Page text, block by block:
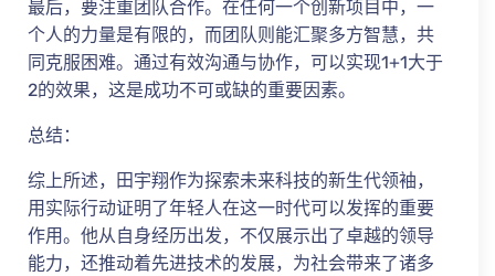
最后，要注重团队合作。在任何一个创新项目中，一
个人的力量是有限的，而团队则能汇聚多方智慧，共
同克服困难。通过有效沟通与协作，可以实现1+1大于
2的效果，这是成功不可或缺的重要因素。
总结：
综上所述，田宇翔作为探索未来科技的新生代领袖，
用实际行动证明了年轻人在这一时代可以发挥的重要
作用。他从自身经历出发，不仅展示出了卓越的领导
能力，还推动着先进技术的发展，为社会带来了诸多